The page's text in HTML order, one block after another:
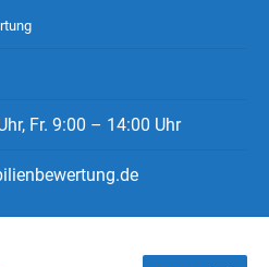
Fr. 9:00 – 14:00 Uhr